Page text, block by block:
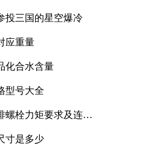
投三国的星空爆冷
应重量
化合水含量
型号大全
螺栓力矩要求及连接
寸是多少